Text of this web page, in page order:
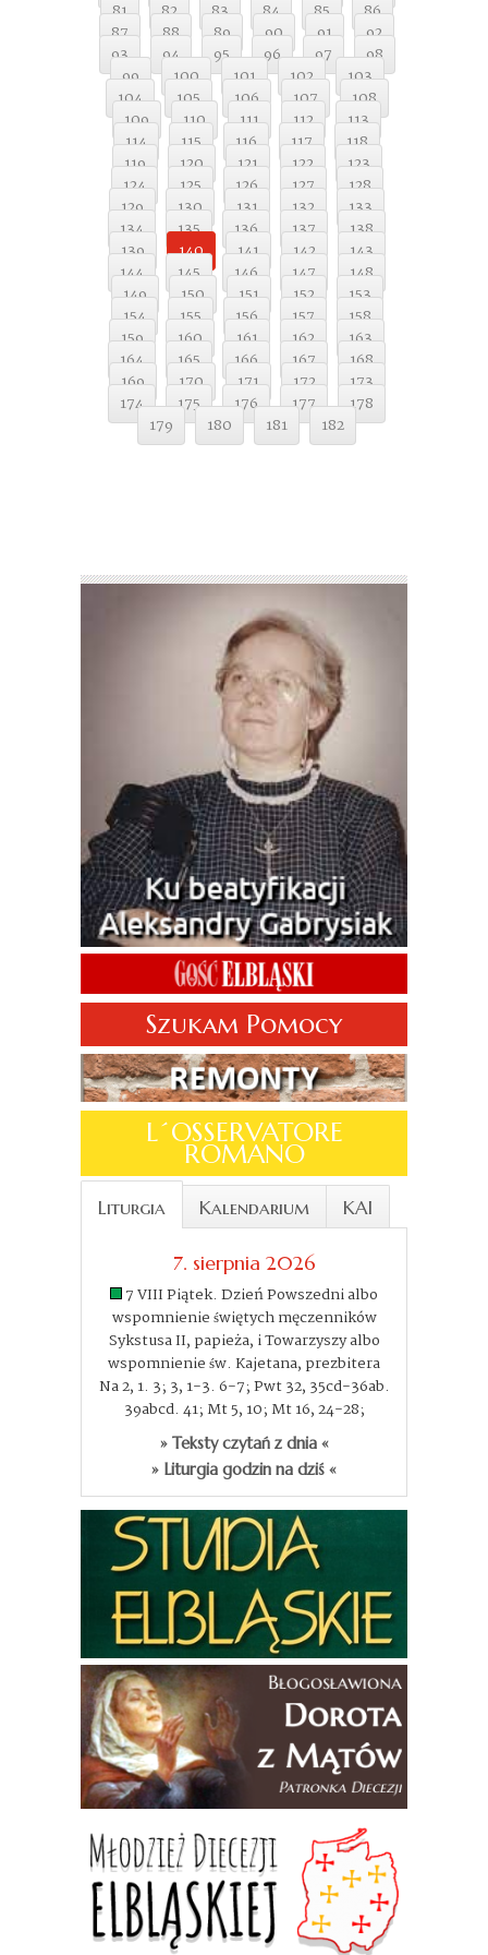
81
82 83 84 85
86
87
88 89 90 91
92
93
94 95 96 97
98
99
100 101 102
103
104
105 106 107
108
109
110 111 112
113
114
115 116 117
118
119
120 121 122
123
124
125 126 127
128
129
130 131 132
133
134
135 136 137
138
139
140 141 142
143
144
145 146 147
148
149
150 151 152
153
154
155 156 157
158
159
160 161 162
163
164
165 166 167
168
169
170 171 172
173
174
175 176 177
178
179
180 181 182
Szukam Pomocy
L´OSSERVATORE
ROMANO
Liturgia Kalendarium KAI
7. sierpnia 2026
7 VIII Piątek. Dzień Powszedni albo
wspomnienie świętych męczenników
Sykstusa II, papieża, i Towarzyszy albo
wspomnienie św. Kajetana, prezbitera
Na 2, 1. 3; 3, 1-3. 6-7; Pwt 32, 35cd-36ab.
39abcd. 41; Mt 5, 10; Mt 16, 24-28;
» Teksty czytań z dnia «
» Liturgia godzin na dziś «